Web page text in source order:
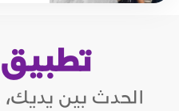
الحدث بين يديك،